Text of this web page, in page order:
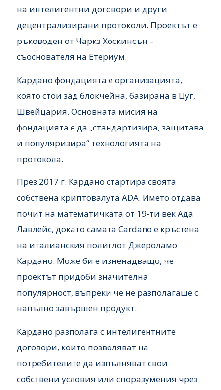
на интелигентни договори и други
децентрализирани протоколи. Проектът е
ръководен от Чаркз Хоскинсън –
съоснователя на Етериум.
Кардано фондацията е организацията,
която стои зад блокчейна, базирана в Цуг,
Швейцария. Основната мисия на
фондацията е да „стандартизира, защитава
и популяризира“ технологията на
протокола.
През 2017 г. Кардано стартира своята
собствена криптовалута ADA. Името отдава
почит на математичката от 19-ти век Ада
Лавлейс, докато самата Cardano е кръстена
на италианския полиглот Джероламо
Кардано. Може би е изненадващо, че
проектът придоби значителна
популярност, въпреки че не разполагаше с
напълно завършен продукт.
Кардано разполага с интелигентните
договори, които позволяват на
потребителите да изпълняват свои
собствени условия или споразумения чрез